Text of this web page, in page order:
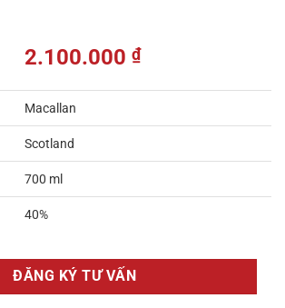
2.100.000₫
Macallan
Scotland
700 ml
40%
ĐĂNG KÝ TƯ VẤN